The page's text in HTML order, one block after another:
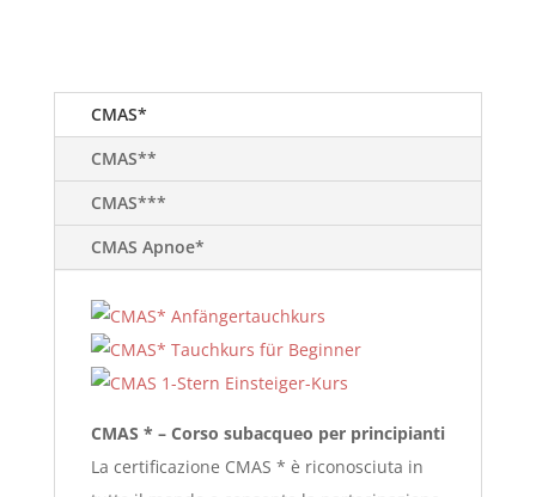
CMAS*
CMAS**
CMAS***
CMAS Apnoe*
CMAS * – Corso subacqueo per principianti
La certificazione CMAS * è riconosciuta in